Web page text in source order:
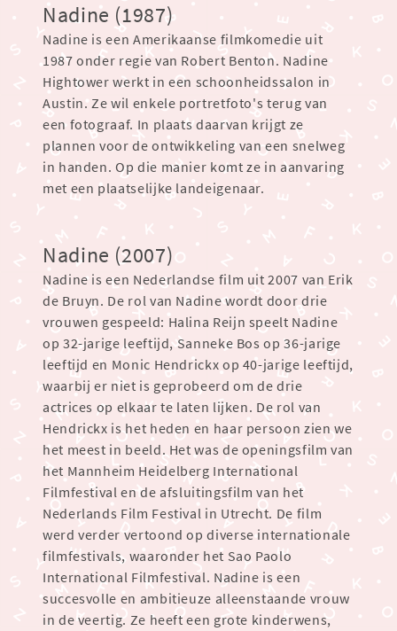
Nadine (1987)
Nadine is een Amerikaanse filmkomedie uit
1987 onder regie van Robert Benton. Nadine
Hightower werkt in een schoonheidssalon in
Austin. Ze wil enkele portretfoto's terug van
een fotograaf. In plaats daarvan krijgt ze
plannen voor de ontwikkeling van een snelweg
in handen. Op die manier komt ze in aanvaring
met een plaatselijke landeigenaar.
Nadine (2007)
Nadine is een Nederlandse film uit 2007 van Erik
de Bruyn. De rol van Nadine wordt door drie
vrouwen gespeeld: Halina Reijn speelt Nadine
op 32-jarige leeftijd, Sanneke Bos op 36-jarige
leeftijd en Monic Hendrickx op 40-jarige leeftijd,
waarbij er niet is geprobeerd om de drie
actrices op elkaar te laten lijken. De rol van
Hendrickx is het heden en haar persoon zien we
het meest in beeld. Het was de openingsfilm van
het Mannheim Heidelberg International
Filmfestival en de afsluitingsfilm van het
Nederlands Film Festival in Utrecht. De film
werd verder vertoond op diverse internationale
filmfestivals, waaronder het Sao Paolo
International Filmfestival. Nadine is een
succesvolle en ambitieuze alleenstaande vrouw
in de veertig. Ze heeft een grote kinderwens,